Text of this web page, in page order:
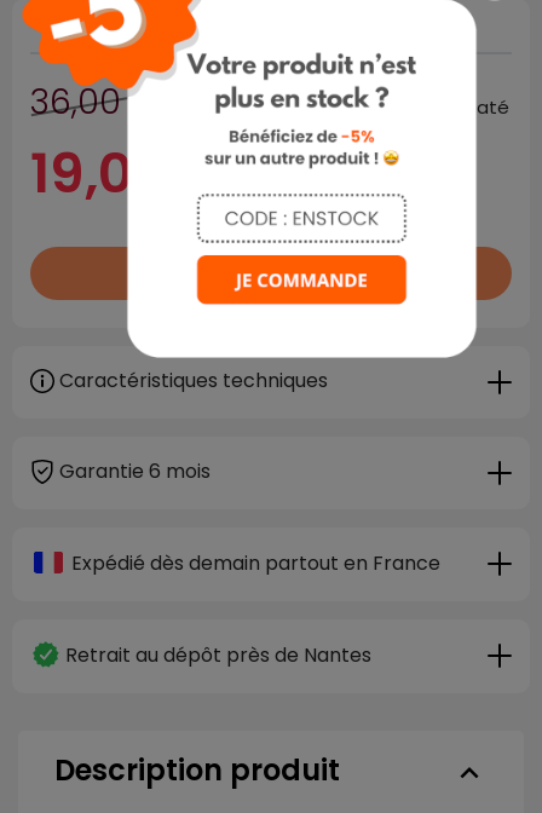

36,00 € prix public habituellement constaté
19,00 €
Rupture de stock
Caractéristiques techniques
Garantie 6 mois
Expédié dès demain partout en France
Retrait au dépôt près de Nantes
Description produit keyboard_arrow_down